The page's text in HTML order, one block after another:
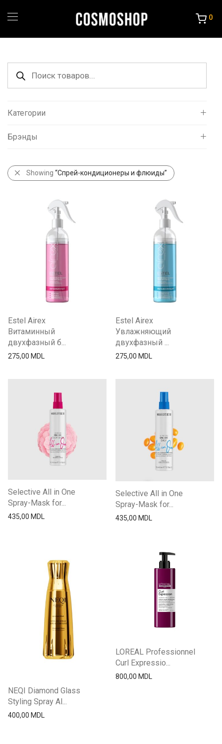
0
Поиск
товаров
Категории
Все
Порошок и крема
Уход и стайлинг
Против выпадения
Сыворотки для волос
Спрей-кондиционеры и флюиды
Другие товары
Брэнды
Chi
Estel
Schwarzkopf
Showing “Спрей-кондиционеры и флюиды”
Estel Airex
Витаминный
двухфазный б...
275,00 MDL
Estel Airex
Увлажняющий
двухфазный ...
275,00 MDL
Selective All in One
Spray-Mask for...
435,00 MDL
Selective All in One
Spray-Mask for...
435,00 MDL
NEQI Diamond Glass
Styling Spray Al...
400,00 MDL
LOREAL Professionnel
Curl Expressio...
800,00 MDL